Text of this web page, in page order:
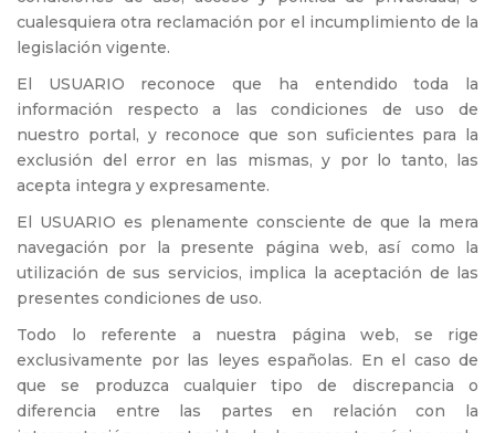
cualesquiera otra reclamación por el incumplimiento de la
legislación vigente.
El USUARIO reconoce que ha entendido toda la
información respecto a las condiciones de uso de
nuestro portal, y reconoce que son suficientes para la
exclusión del error en las mismas, y por lo tanto, las
acepta integra y expresamente.
El USUARIO es plenamente consciente de que la mera
navegación por la presente página web, así como la
utilización de sus servicios, implica la aceptación de las
presentes condiciones de uso.
Todo lo referente a nuestra página web, se rige
exclusivamente por las leyes españolas. En el caso de
que se produzca cualquier tipo de discrepancia o
diferencia entre las partes en relación con la